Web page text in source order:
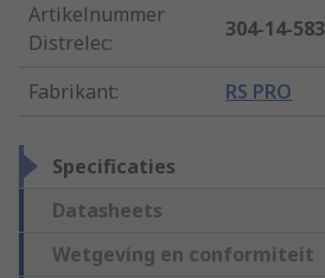
Artikelnummer
Distrelec:
304-14-583
Fabrikant: RS PRO
Specificaties
Datasheets
Wetgeving en conformiteit